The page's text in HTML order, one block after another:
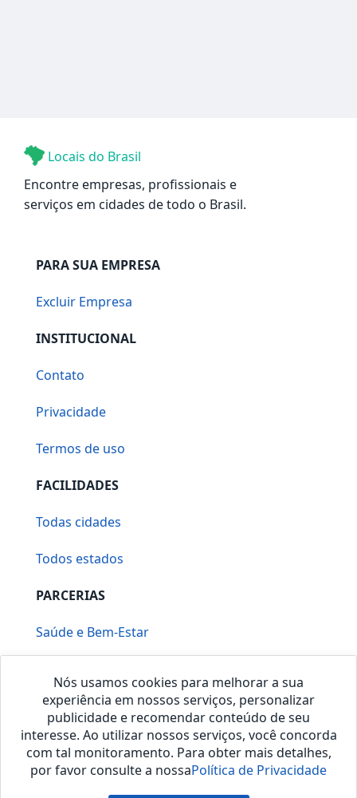
Locais do Brasil
Encontre empresas, profissionais e
serviços em cidades de todo o Brasil.
PARA SUA EMPRESA
Excluir Empresa
INSTITUCIONAL
Contato
Privacidade
Termos de uso
FACILIDADES
Todas cidades
Todos estados
PARCERIAS
Saúde e Bem-Estar
Nós usamos cookies para melhorar a sua
experiência em nossos serviços, personalizar
publicidade e recomendar conteúdo de seu
interesse. Ao utilizar nossos serviços, você concorda
com tal monitoramento. Para obter mais detalhes,
por favor consulte a nossaPolítica de Privacidade